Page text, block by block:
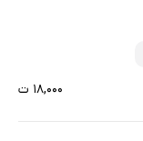
۱۸,۰۰۰ ت